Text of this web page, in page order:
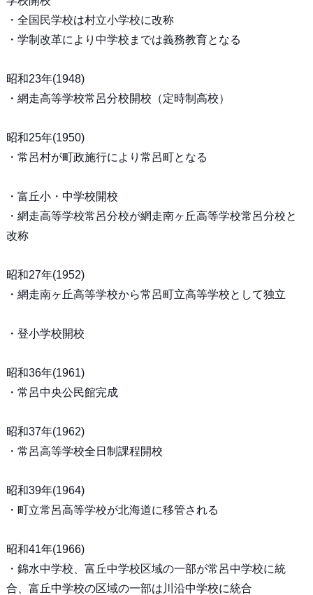
・全国民学校は村立小学校に改称
・学制改革により中学校までは義務教育となる
昭和23年(1948)
・網走高等学校常呂分校開校（定時制高校）
昭和25年(1950)
・常呂村が町政施行により常呂町となる
・富丘小・中学校開校
・網走高等学校常呂分校が網走南ヶ丘高等学校常呂分校と
改称
昭和27年(1952)
・網走南ヶ丘高等学校から常呂町立高等学校として独立
・登小学校開校
昭和36年(1961)
・常呂中央公民館完成
昭和37年(1962)
・常呂高等学校全日制課程開校
昭和39年(1964)
・町立常呂高等学校が北海道に移管される
昭和41年(1966)
・錦水中学校、富丘中学校区域の一部が常呂中学校に統
合、富丘中学校の区域の一部は川沿中学校に統合